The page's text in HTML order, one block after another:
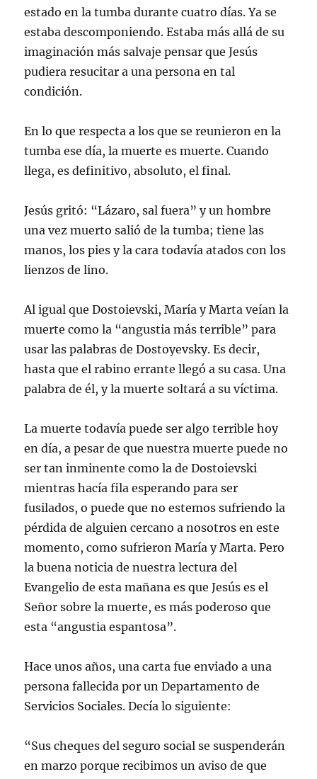
estado en la tumba durante cuatro días. Ya se
estaba descomponiendo. Estaba más allá de su
imaginación más salvaje pensar que Jesús
pudiera resucitar a una persona en tal
condición.
En lo que respecta a los que se reunieron en la
tumba ese día, la muerte es muerte. Cuando
llega, es definitivo, absoluto, el final.
Jesús gritó: “Lázaro, sal fuera” y un hombre
una vez muerto salió de la tumba; tiene las
manos, los pies y la cara todavía atados con los
lienzos de lino.
Al igual que Dostoievski, María y Marta veían la
muerte como la “angustia más terrible” para
usar las palabras de Dostoyevsky. Es decir,
hasta que el rabino errante llegó a su casa. Una
palabra de él, y la muerte soltará a su víctima.
La muerte todavía puede ser algo terrible hoy
en día, a pesar de que nuestra muerte puede no
ser tan inminente como la de Dostoievski
mientras hacía fila esperando para ser
fusilados, o puede que no estemos sufriendo la
pérdida de alguien cercano a nosotros en este
momento, como sufrieron María y Marta. Pero
la buena noticia de nuestra lectura del
Evangelio de esta mañana es que Jesús es el
Señor sobre la muerte, es más poderoso que
esta “angustia espantosa”.
Hace unos años, una carta fue enviado a una
persona fallecida por un Departamento de
Servicios Sociales. Decía lo siguiente:
“Sus cheques del seguro social se suspenderán
en marzo porque recibimos un aviso de que